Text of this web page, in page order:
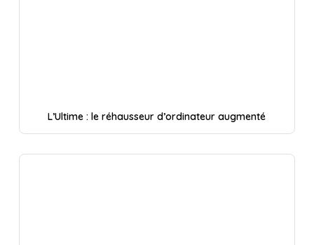
L’Ultime : le réhausseur d’ordinateur augmenté